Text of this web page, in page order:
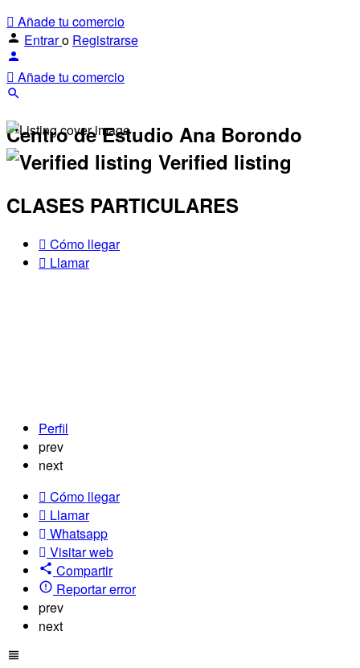
Añade tu comercio
Entraro Registrarse
Añade tu comercio
Centro de Estudio Ana Borondo
Verified listing
CLASES PARTICULARES
Cómo llegar
Llamar
Perfil
prev
next
Cómo llegar
Llamar
Whatsapp
Visitar web
Compartir
Reportar error
prev
next